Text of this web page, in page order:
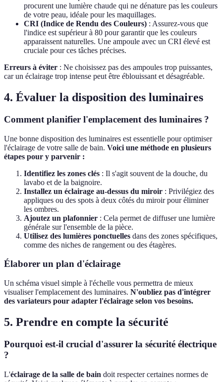
procurent une lumière chaude qui ne dénature pas les couleurs
de votre peau, idéale pour les maquillages.
CRI (Indice de Rendu des Couleurs) : Assurez-vous que
l'indice est supérieur à 80 pour garantir que les couleurs
apparaissent naturelles. Une ampoule avec un CRI élevé est
cruciale pour ces tâches précises.
Erreurs à éviter : Ne choisissez pas des ampoules trop puissantes,
car un éclairage trop intense peut être éblouissant et désagréable.
4. Évaluer la disposition des luminaires
Comment planifier l'emplacement des luminaires ?
Une bonne disposition des luminaires est essentielle pour optimiser
l'éclairage de votre salle de bain. Voici une méthode en plusieurs
étapes pour y parvenir :
Identifiez les zones clés : Il s'agit souvent de la douche, du
lavabo et de la baignoire.
Installez un éclairage au-dessus du miroir : Privilégiez des
appliques ou des spots à deux côtés du miroir pour éliminer
les ombres.
Ajoutez un plafonnier : Cela permet de diffuser une lumière
générale sur l'ensemble de la pièce.
Utilisez des lumières ponctuelles dans des zones spécifiques,
comme des niches de rangement ou des étagères.
Élaborer un plan d'éclairage
Un schéma visuel simple à l'échelle vous permettra de mieux
visualiser l'emplacement des luminaires. N'oubliez pas d'intégrer
des variateurs pour adapter l'éclairage selon vos besoins.
5. Prendre en compte la sécurité
Pourquoi est-il crucial d'assurer la sécurité électrique
?
L'éclairage de la salle de bain doit respecter certaines normes de